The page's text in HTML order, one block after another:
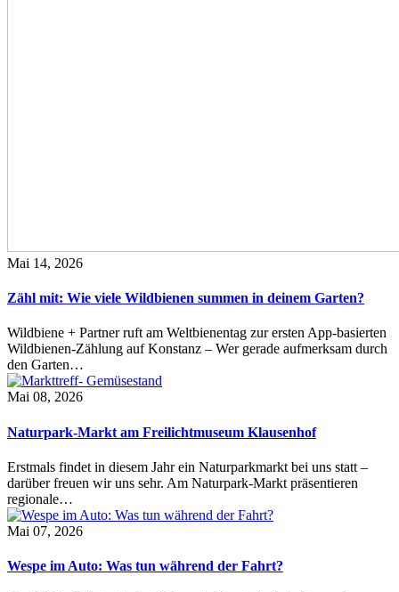
Mai 14, 2026
Zähl mit: Wie viele Wildbienen summen in deinem Garten?
Wildbiene + Partner ruft am Weltbienentag zur ersten App-basierten
Wildbienen-Zählung auf Konstanz – Wer gerade aufmerksam durch
den Garten…
Mai 08, 2026
Naturpark-Markt am Freilichtmuseum Klausenhof
Erstmals findet in diesem Jahr ein Naturparkmarkt bei uns statt –
darüber freuen wir uns sehr. Am Naturpark-Markt präsentieren
regionale…
Mai 07, 2026
Wespe im Auto: Was tun während der Fahrt?